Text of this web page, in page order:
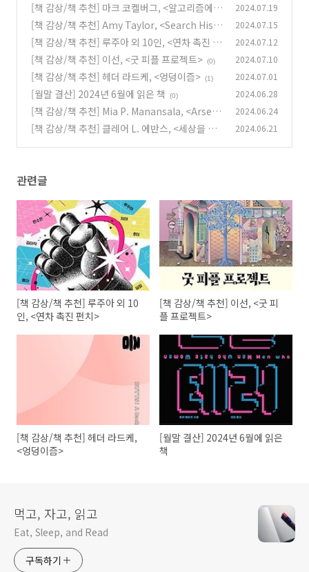
[책 감상/책 추천] 마크 코켈버그, <알고리즘에
갇힌 자기 계발>
(4)
2024.07.19
[책 감상/책 추천] Amy Taylor, <Search Hist
ory>
(0)
2024.07.15
[책 감상/책 추천] 루주아 외 10인, <연차 촉진 펀
치>
(0)
2024.07.12
[책 감상/책 추천] 이선, <굿 피플 프로젝트> (0) 2024.07.10
[책 감상/책 추천] 헤더 라드케, <엉덩이즘> (1) 2024.07.01
[월말 결산] 2024년 6월에 읽은 책 (0) 2024.06.28
[책 감상/책 추천] Mia P. Manansala, <Arseni
c And Adobo> (0)
2024.06.24
[책 감상/책 추천] 클레어 L. 에반스, <세상을 연
2024.06.21
관련글
[책 감상/책 추천] 루주아 외 10
인, <연차 촉진 펀치>
[책 감상/책 추천] 이선, <굿 피
플 프로젝트>
[책 감상/책 추천] 헤더 라드케,
<엉덩이즘>
[월말 결산] 2024년 6월에 읽은
책
먹고, 자고, 읽고
Eat, Sleep, and Read
구독하기